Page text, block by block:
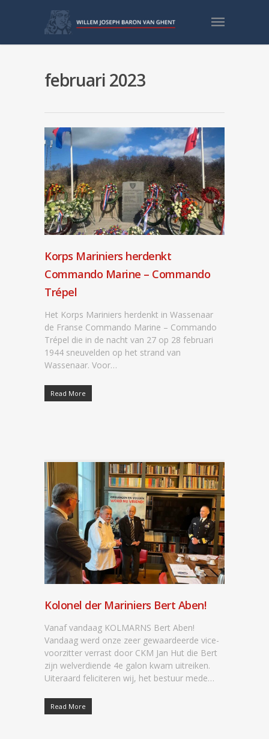
februari 2023
Korps Mariniers herdenkt
Commando Marine – Commando
Trépel
Het Korps Mariniers herdenkt in Wassenaar
de Franse Commando Marine – Commando
Trépel die in de nacht van 27 op 28 februari
1944 sneuvelden op het strand van
Wassenaar. Voor…
Read More
Kolonel der Mariniers Bert Aben!
Vanaf vandaag KOLMARNS Bert Aben!
Vandaag werd onze zeer gewaardeerde vice-
voorzitter verrast door CKM Jan Hut die Bert
zijn welverdiende 4e galon kwam uitreiken.
Uiteraard feliciteren wij, het bestuur mede…
Read More